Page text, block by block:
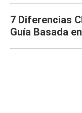
7 Diferencias
Guía Basada